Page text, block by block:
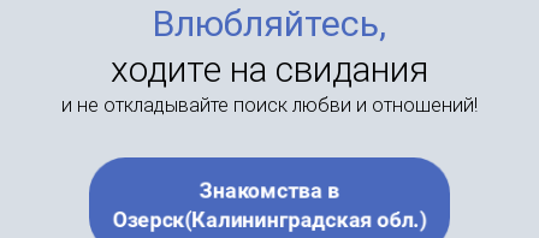
Влюбляйтесь,
ходите на свидания
и не откладывайте поиск любви и отношений!
Знакомства в
Озерск(Калининградская обл.)